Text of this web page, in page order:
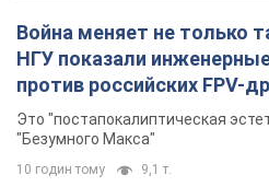
Война меняет не только
НГУ показали
против российских FPV-
Фото
Это "постапокалиптическая
"Безумного Макса"
10 годин тому 9,1 т.